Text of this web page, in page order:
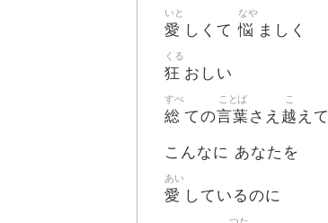
愛
いと
しくて悩
なや
ましく
狂
くる
おしい
総
すべ
ての言葉
ことば
さえ 越
こ
えて
こんなに あなたを
愛
あい
しているのに